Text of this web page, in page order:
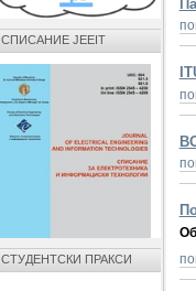
СПИСАНИЕ JEEIT
СТУДЕНТСКИ ПРАКСИ